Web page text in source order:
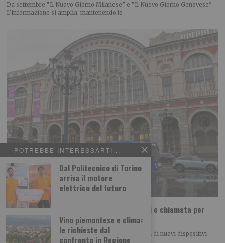
POTREBBE INTERESSARTI...
Dal Politecnico di Torino
arriva il motore
elettrico del futuro
Vino piemontese e clima:
le richieste dal
confronto in Regione
Da settembre “Il Nuovo Giorno Milanese” e “Il Nuovo Giorno Genovese”
L’informazione si amplia, mantenendo lo
Incroci più accessibili: segnalatori acustici e chiamata per
quattro semafori trafficati
Quattro importanti incroci cittadini saranno dotati di nuovi dispositivi